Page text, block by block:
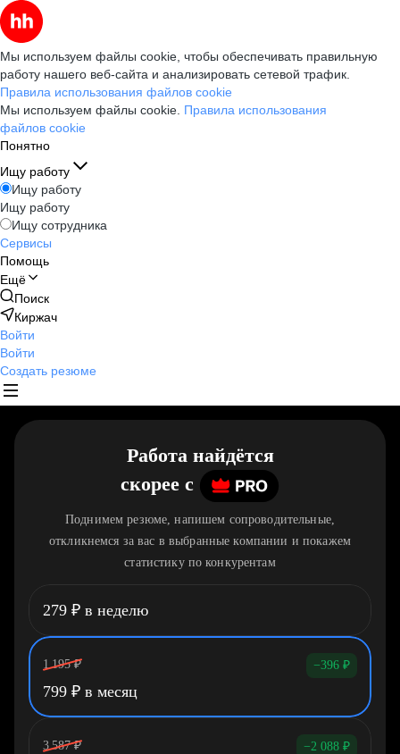
Мы используем файлы cookie, чтобы обеспечивать правильную
работу нашего веб-сайта и анализировать сетевой трафик.
Правила использования файлов cookie
Мы используем файлы cookie. Правила использования
файлов cookie
Понятно
Ищу работу
Ищу работу
Ищу работу
Ищу сотрудника
Сервисы
Помощь
Ещё
Поиск
Киржач
Войти
Войти
Создать резюме
Работа найдётся
скорее c
Поднимем резюме, напишем сопроводительные,
откликнемся за вас в выбранные компании и покажем
статистику по конкурентам
279 ₽ в неделю
1 195 ₽ −396 ₽
799 ₽ в месяц
3 587 ₽ −2 088 ₽